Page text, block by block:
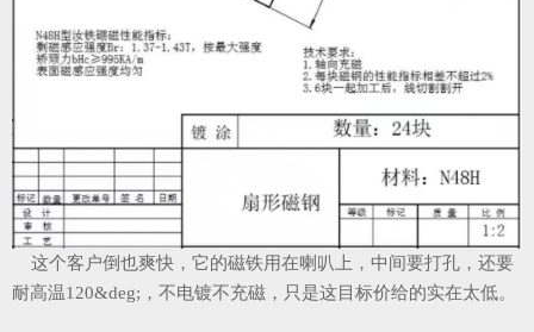
这个客户倒也爽快，它的磁铁用在喇叭上，中间要打孔，还要
耐高温120&deg;，不电镀不充磁，只是这目标价给的实在太低。